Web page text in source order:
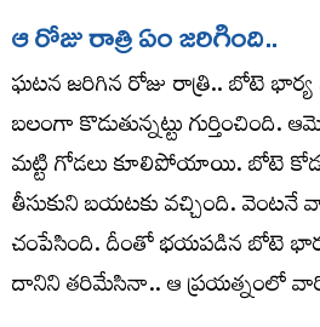
ఆ రోజు రాత్రి ఏం జరిగింది..
ఘటన జరిగిన రోజు రాత్రి.. బోటె
బలంగా కొడుతున్నట్టు
మట్టి గోడలు కూలిపోయాయి. బోటె
తీసుకుని బయటకు వచ్చింది. వెంటనే
చంపేసింది. దీంతో భయపడిన బోటె భార్య..
దానిని తరిమేసినా.. ఆ ప్రయత్నంలో